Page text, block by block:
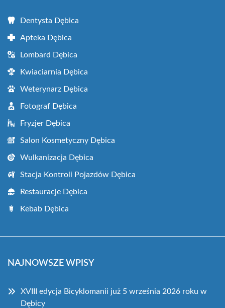
Dentysta Dębica
Apteka Dębica
Lombard Dębica
Kwiaciarnia Dębica
Weterynarz Dębica
Fotograf Dębica
Fryzjer Dębica
Salon Kosmetyczny Dębica
Wulkanizacja Dębica
Stacja Kontroli Pojazdów Dębica
Restauracje Dębica
Kebab Dębica
NAJNOWSZE WPISY
XVIII edycja Bicyklomanii już 5 września 2026 roku w
Dębicy